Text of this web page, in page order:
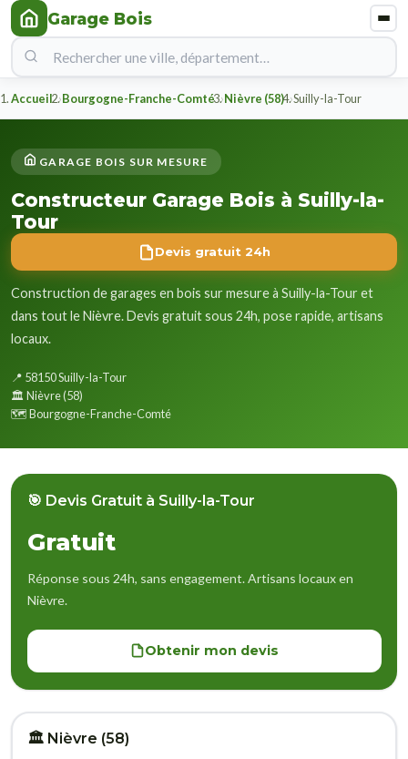
Garage Bois
Accueil Bourgogne-Franche-Comté Nièvre (58) Suilly-la-Tour
GARAGE BOIS SUR MESURE
Constructeur Garage Bois à Suilly-la-
Tour
Devis gratuit 24h
Construction de garages en bois sur mesure à Suilly-la-Tour et
dans tout le Nièvre. Devis gratuit sous 24h, pose rapide, artisans
locaux.
📍 58150 Suilly-la-Tour
🏛️ Nièvre (58)
🗺️ Bourgogne-Franche-Comté
🎯 Devis Gratuit à Suilly-la-Tour
Gratuit
Réponse sous 24h, sans engagement. Artisans locaux en
Nièvre.
Obtenir mon devis
🏛️ Nièvre (58)